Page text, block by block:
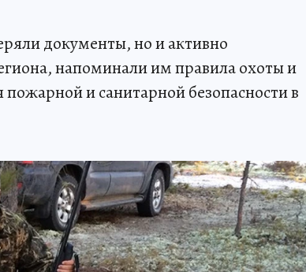
документы, но и активно
напоминали им правила охоты и
и санитарной безопасности в